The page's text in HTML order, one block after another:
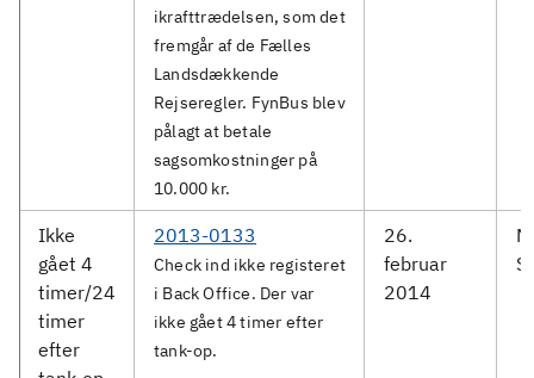
ikrafttrædelsen, som det
fremgår af de Fælles
Landsdækkende
Rejseregler. FynBus blev
pålagt at betale
sagsomkostninger på
10.000 kr.
Ikke
gået 4
timer/24
timer
efter
2013-0133
Check ind ikke registeret
i Back Office. Der var
ikke gået 4 timer efter
tank-op.
26.
februar
2014